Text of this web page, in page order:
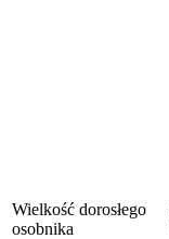
Wielkość dorosłego
osobnika